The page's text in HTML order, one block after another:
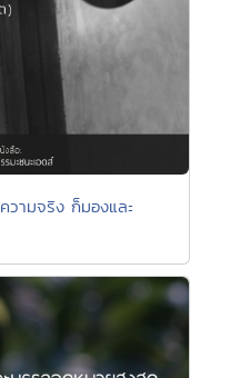
ามจริง ก็มองและ